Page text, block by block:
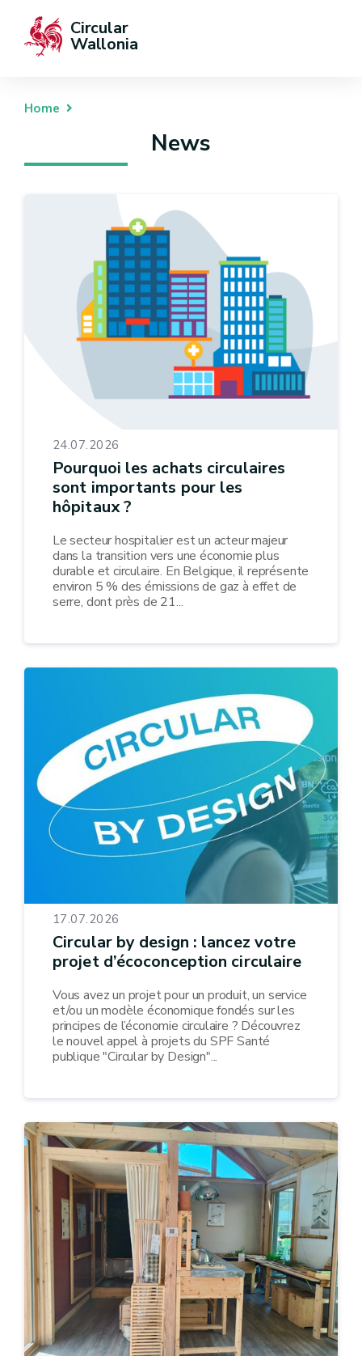
Circular
Wallonia
Home
News
24.07.2026
Pourquoi les achats circulaires
sont importants pour les
hôpitaux ?
Le secteur hospitalier est un acteur majeur
dans la transition vers une économie plus
durable et circulaire. En Belgique, il représente
environ 5 % des émissions de gaz à effet de
serre, dont près de 21...
17.07.2026
Circular by design : lancez votre
projet d’écoconception circulaire
Vous avez un projet pour un produit, un service
et/ou un modèle économique fondés sur les
principes de l’économie circulaire ? Découvrez
le nouvel appel à projets du SPF Santé
publique "Circular by Design"...